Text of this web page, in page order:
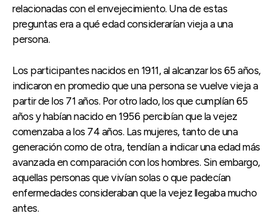
relacionadas con el envejecimiento. Una de estas
preguntas era a qué edad considerarían vieja a una
persona.
Los participantes nacidos en 1911, al alcanzar los 65 años,
indicaron en promedio que una persona se vuelve vieja a
partir de los 71 años. Por otro lado, los que cumplían 65
años y habían nacido en 1956 percibían que la vejez
comenzaba a los 74 años. Las mujeres, tanto de una
generación como de otra, tendían a indicar una edad más
avanzada en comparación con los hombres. Sin embargo,
aquellas personas que vivían solas o que padecían
enfermedades consideraban que la vejez llegaba mucho
antes.